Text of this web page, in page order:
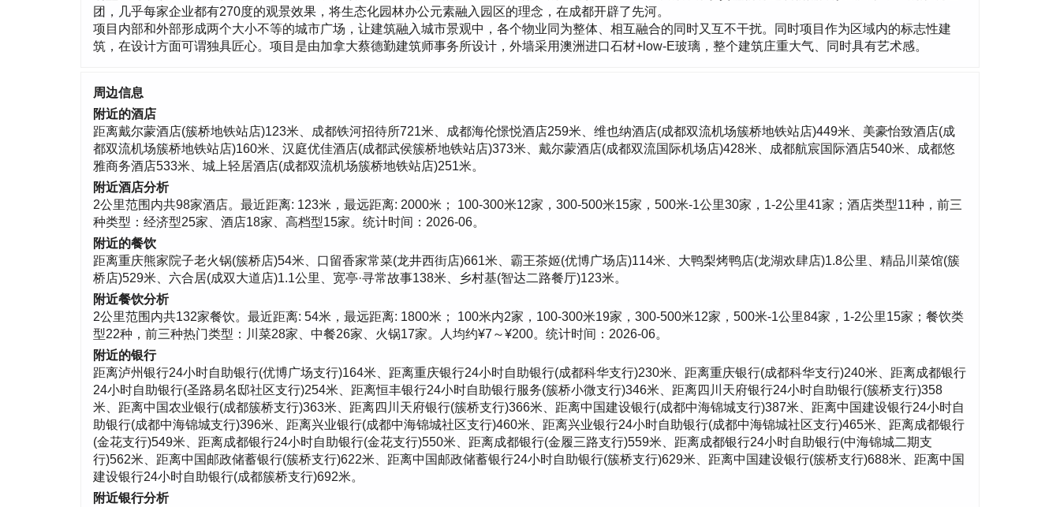
团，几乎每家企业都有270度的观景效果，将生态化园林办公元素融入园区的理念，在成都开辟了先河。
项目内部和外部形成两个大小不等的城市广场，让建筑融入城市景观中，各个物业同为整体、相互融合的同时又互不干扰。同时项目作为区域内的标志性建
筑，在设计方面可谓独具匠心。项目是由加拿大蔡德勤建筑师事务所设计，外墙采用澳洲进口石材+low-E玻璃，整个建筑庄重大气、同时具有艺术感。
周边信息
附近的酒店
距离戴尔蒙酒店(簇桥地铁站店)123米、成都铁河招待所721米、成都海伦憬悦酒店259米、维也纳酒店(成都双流机场簇桥地铁站店)449米、美豪怡致酒店(成
都双流机场簇桥地铁站店)160米、汉庭优佳酒店(成都武侯簇桥地铁站店)373米、戴尔蒙酒店(成都双流国际机场店)428米、成都航宸国际酒店540米、成都悠
雅商务酒店533米、城上轻居酒店(成都双流机场簇桥地铁站店)251米。
附近酒店分析
2公里范围内共98家酒店。最近距离: 123米，最远距离: 2000米； 100-300米12家，300-500米15家，500米-1公里30家，1-2公里41家；酒店类型11种，前三
种类型：经济型25家、酒店18家、高档型15家。统计时间：2026-06。
附近的餐饮
距离重庆熊家院子老火锅(簇桥店)54米、口留香家常菜(龙井西街店)661米、霸王茶姬(优博广场店)114米、大鸭梨烤鸭店(龙湖欢肆店)1.8公里、精品川菜馆(簇
桥店)529米、六合居(成双大道店)1.1公里、宽亭·寻常故事138米、乡村基(智达二路餐厅)123米。
附近餐饮分析
2公里范围内共132家餐饮。最近距离: 54米，最远距离: 1800米； 100米内2家，100-300米19家，300-500米12家，500米-1公里84家，1-2公里15家；餐饮类
型22种，前三种热门类型：川菜28家、中餐26家、火锅17家。人均约¥7～¥200。统计时间：2026-06。
附近的银行
距离泸州银行24小时自助银行(优博广场支行)164米、距离重庆银行24小时自助银行(成都科华支行)230米、距离重庆银行(成都科华支行)240米、距离成都银行
24小时自助银行(圣路易名邸社区支行)254米、距离恒丰银行24小时自助银行服务(簇桥小微支行)346米、距离四川天府银行24小时自助银行(簇桥支行)358
米、距离中国农业银行(成都簇桥支行)363米、距离四川天府银行(簇桥支行)366米、距离中国建设银行(成都中海锦城支行)387米、距离中国建设银行24小时自
助银行(成都中海锦城支行)396米、距离兴业银行(成都中海锦城社区支行)460米、距离兴业银行24小时自助银行(成都中海锦城社区支行)465米、距离成都银行
(金花支行)549米、距离成都银行24小时自助银行(金花支行)550米、距离成都银行(金履三路支行)559米、距离成都银行24小时自助银行(中海锦城二期支
行)562米、距离中国邮政储蓄银行(簇桥支行)622米、距离中国邮政储蓄银行24小时自助银行(簇桥支行)629米、距离中国建设银行(簇桥支行)688米、距离中国
建设银行24小时自助银行(成都簇桥支行)692米。
附近银行分析